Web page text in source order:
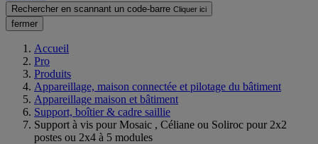
Rechercher en scannant un code-barre Cliquer ici
fermer
Accueil
Pro
Produits
Appareillage, maison connectée et pilotage du bâtiment
Appareillage maison et bâtiment
Support, boîtier & cadre saillie
Support à vis pour Mosaic , Céliane ou Soliroc pour 2x2
postes ou 2x4 à 5 modules